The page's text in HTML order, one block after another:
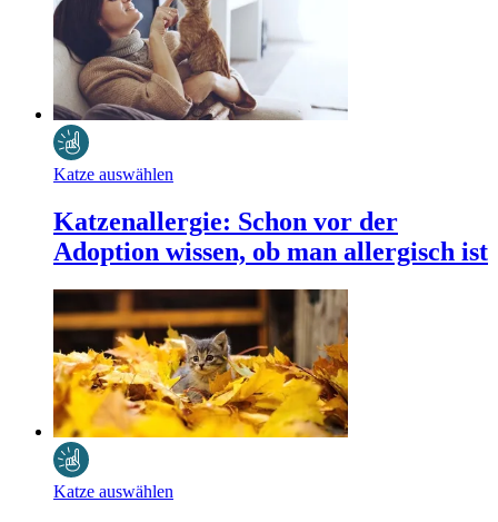
Katze auswählen
Katzenallergie: Schon vor der
Adoption wissen, ob man allergisch ist
Katze auswählen